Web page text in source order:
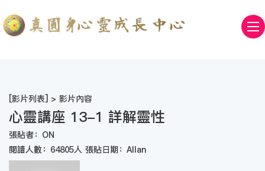
[影片列表] > 影片內容
心靈講座 13-1 詳解靈性
張貼者：ON
閱讀人數：64805人 張貼日期：Allan